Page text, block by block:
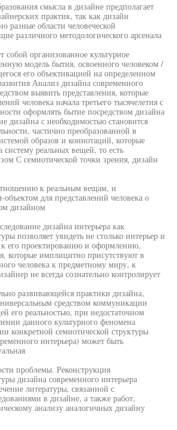
смысла в дизайне предполагает
практик, так как дизайн
разные области человеческой
различного методологического арсенала
собой организованное культурное
модель бытия, освоенного человеком /
его объективацией на определенном
Анализ дизайна современного
выявить представления, которые
человека начала третьего тысячелетия с
оформлять бытие посредством дизайна
дизайна с необходимостью становится
частично преобразованной в
образов и коннотаций, которые
систему реальных вещей, то есть
С семиотической точки зрения, дизайн
к реальным вещам, и
для представлений человека о
дизайном
дизайна интерьера как
позволяет увидеть не столько интерьер и
его проектированию и оформлению,
которые имплицитно присутствуют в
человека к предметному миру, к
не всегда сознательно контролирует
развивающейся практики дизайна,
средством коммуникации
его реальностью, при недостаточном
данного культурного феномена
конкретной семиотической структуры
интерьера) может быть
проблемы. Реконструкция
дизайна современного интерьера
литературы, связанной с
в дизайне, а также работ,
анализу аналогичных дизайну